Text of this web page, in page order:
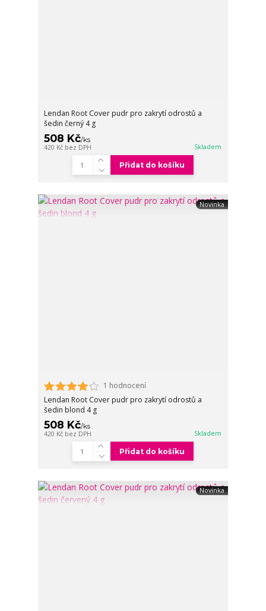
Lendan Root Cover pudr pro zakrytí odrostů a
šedin černý 4 g
508 Kč/ks
420 Kč bez DPH Skladem
Přidat do košíku
Novinka
1 hodnocení
Lendan Root Cover pudr pro zakrytí odrostů a
šedin blond 4 g
508 Kč/ks
420 Kč bez DPH Skladem
Přidat do košíku
Novinka